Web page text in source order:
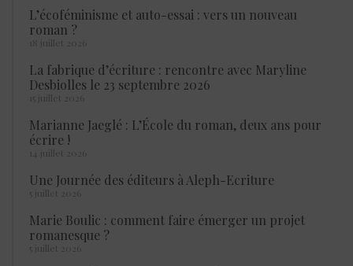
L’écoféminisme et auto-essai : vers un nouveau
roman ?
18 juillet 2026
La fabrique d’écriture : rencontre avec Maryline
Desbiolles le 23 septembre 2026
15 juillet 2026
Marianne Jaeglé : L’École du roman, deux ans pour
écrire !
14 juillet 2026
Une Journée des éditeurs à Aleph-Ecriture
5 juillet 2026
Marie Boulic : comment faire émerger un projet
romanesque ?
5 juillet 2026